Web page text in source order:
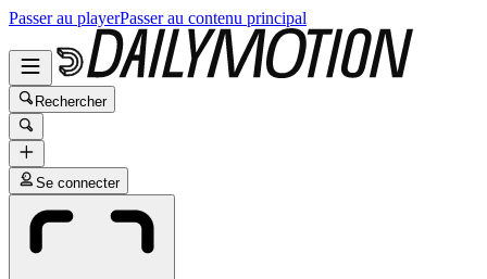
Passer au playerPasser au contenu principal
Rechercher
Se connecter